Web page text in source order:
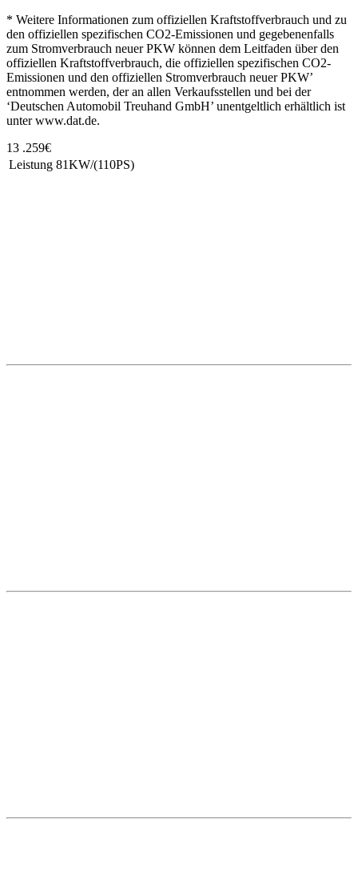
* Weitere Informationen zum offiziellen Kraftstoffverbrauch und zu
den offiziellen spezifischen CO2-Emissionen und gegebenenfalls
zum Stromverbrauch neuer PKW können dem Leitfaden über den
offiziellen Kraftstoffverbrauch, die offiziellen spezifischen CO2-
Emissionen und den offiziellen Stromverbrauch neuer PKW’
entnommen werden, der an allen Verkaufsstellen und bei der
‘Deutschen Automobil Treuhand GmbH’ unentgeltlich erhältlich ist
unter www.dat.de.
13 .259€
Leistung 81KW/(110PS)